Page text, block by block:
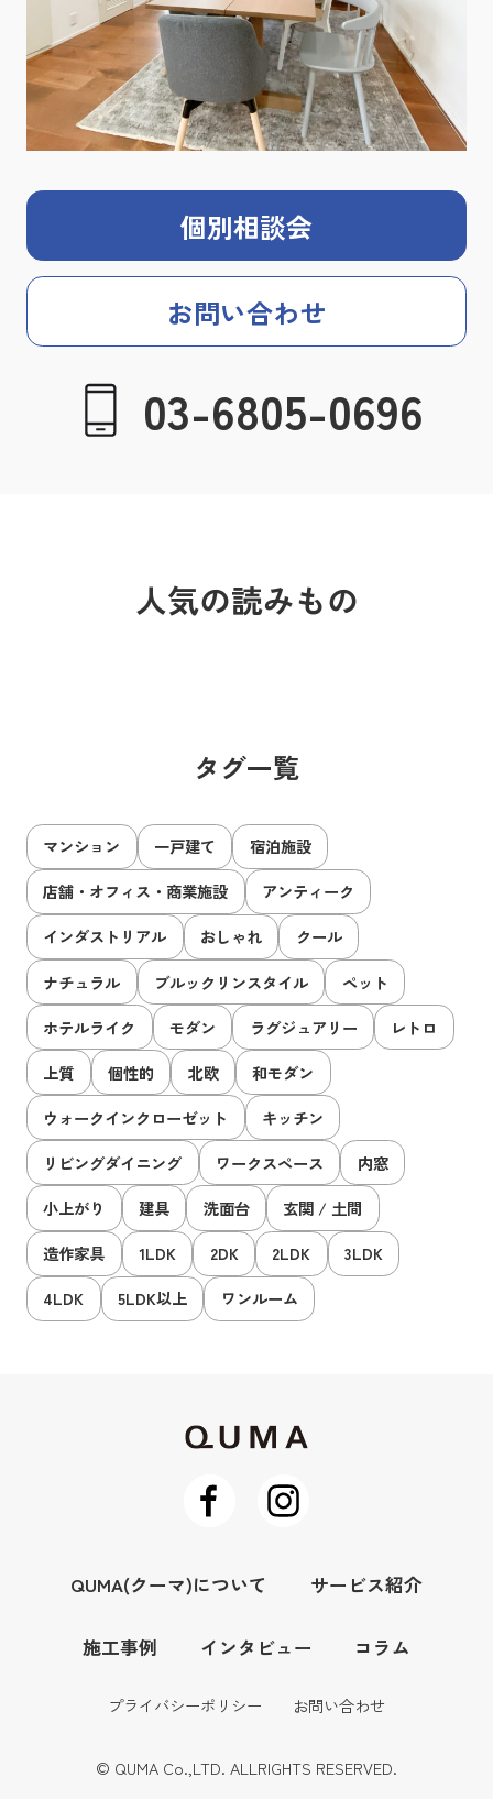
個別相談会
お問い合わせ
03-6805-0696
人気の読みもの
タグ一覧
マンション 一戸建て
宿泊施設
店舗・オフィス・商業施設
アンティーク
インダストリアル
おしゃれ
クール
ナチュラル
ブルックリンスタイル
ペット
ホテルライク
モダン ラグジュアリー
レトロ
上質
個性的 北欧
和モダン
ウォークインクローゼット
キッチン
リビングダイニング
ワークスペース
内窓
小上がり
建具 洗面台
玄関 / 土間
造作家具
1LDK 2DK 2LDK
3LDK
4LDK
5LDK以上 ワンルーム
QUMA(クーマ)について サービス紹介
施工事例 インタビュー コラム
プライバシーポリシー お問い合わせ
© QUMA Co.,LTD. ALLRIGHTS RESERVED.